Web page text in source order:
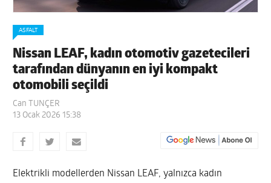
ASFALT
Nissan LEAF, kadın otomotiv gazetecileri
tarafından dünyanın en iyi kompakt
otomobili seçildi
Can TUNÇER
13 Ocak 2026 15:38
Elektrikli modellerden Nissan LEAF, yalnızca kadın